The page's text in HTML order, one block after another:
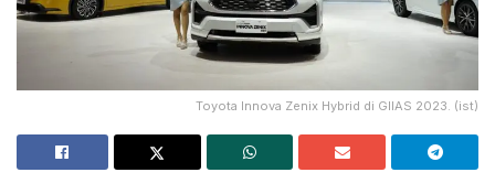
Toyota Innova Zenix Hybrid di GIIAS 2023. (ist)